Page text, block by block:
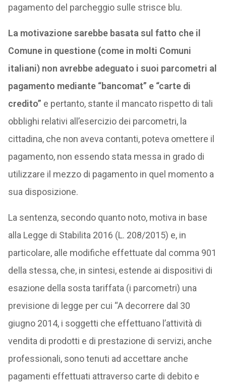
pagamento del parcheggio sulle strisce blu.
La motivazione sarebbe basata sul fatto che il
Comune in questione (come in molti Comuni
italiani) non avrebbe adeguato i suoi parcometri al
pagamento mediante “bancomat” e “carte di
credito” e pertanto, stante il mancato rispetto di tali
obblighi relativi all’esercizio dei parcometri, la
cittadina, che non aveva contanti, poteva omettere il
pagamento, non essendo stata messa in grado di
utilizzare il mezzo di pagamento in quel momento a
sua disposizione.
La sentenza, secondo quanto noto, motiva in base
alla Legge di Stabilita 2016 (L. 208/2015) e, in
particolare, alle modifiche effettuate dal comma 901
della stessa, che, in sintesi, estende ai dispositivi di
esazione della sosta tariffata (i parcometri) una
previsione di legge per cui “A decorrere dal 30
giugno 2014, i soggetti che effettuano l’attività di
vendita di prodotti e di prestazione di servizi, anche
professionali, sono tenuti ad accettare anche
pagamenti effettuati attraverso carte di debito e